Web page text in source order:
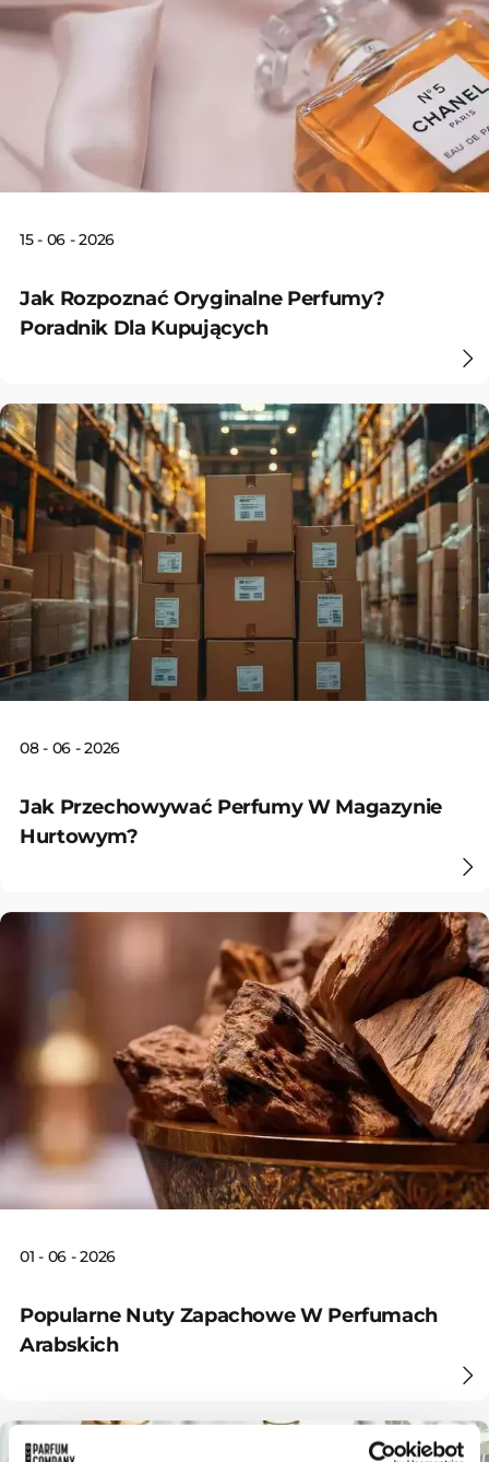
15 - 06 - 2026
Jak Rozpoznać Oryginalne Perfumy?
Poradnik Dla Kupujących
08 - 06 - 2026
Jak Przechowywać Perfumy W Magazynie
Hurtowym?
01 - 06 - 2026
Popularne Nuty Zapachowe W Perfumach
Arabskich